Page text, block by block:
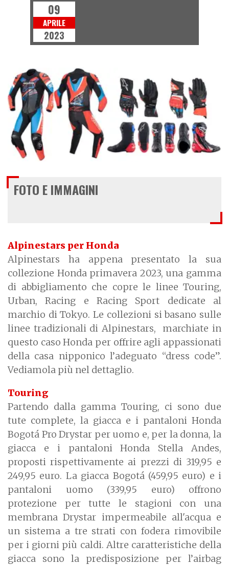
09
APRILE
2023
FOTO E IMMAGINI
Alpinestars per Honda
Alpinestars ha appena presentato la sua
collezione Honda primavera 2023, una gamma
di abbigliamento che copre le linee Touring,
Urban, Racing e Racing Sport dedicate al
marchio di Tokyo. Le collezioni si basano sulle
linee tradizionali di Alpinestars, marchiate in
questo caso Honda per offrire agli appassionati
della casa nipponico l’adeguato “dress code”.
Vediamola più nel dettaglio.
Touring
Partendo dalla gamma Touring, ci sono due
tute complete, la giacca e i pantaloni Honda
Bogotá Pro Drystar per uomo e, per la donna, la
giacca e i pantaloni Honda Stella Andes,
proposti rispettivamente ai prezzi di 319,95 e
249,95 euro. La giacca Bogotá (459,95 euro) e i
pantaloni uomo (339,95 euro) offrono
protezione per tutte le stagioni con una
membrana Drystar impermeabile all'acqua e
un sistema a tre strati con fodera rimovibile
per i giorni più caldi. Altre caratteristiche della
giacca sono la predisposizione per l’airbag